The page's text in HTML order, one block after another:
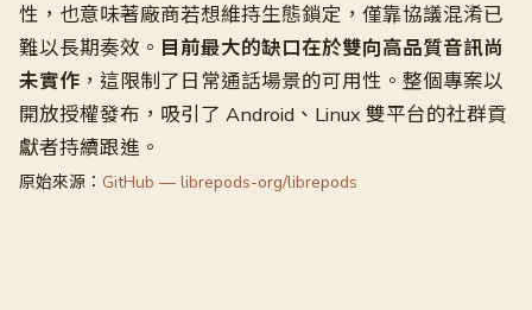
性，也意味著廠商若想維持生態鎖定，僅靠協議混淆已
難以長期奏效。 目前最大的缺口在於雙向高品質音訊尚
未實作 ，這限制了日常通話場景的可用性。整個專案以
開放授權發布，吸引了 Android、Linux 雙平台的社群貢
獻者持續跟進。
原始來源： GitHub — librepods-org/librepods